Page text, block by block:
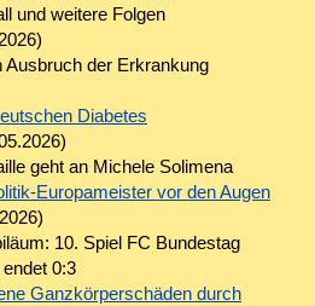
und weitere Folgen
Ausbruch der Erkrankung
Diabetes
geht an Michele Solimena
Europameister vor den Augen
10. Spiel FC Bundestag
0:3
Ganzkörperschäden durch